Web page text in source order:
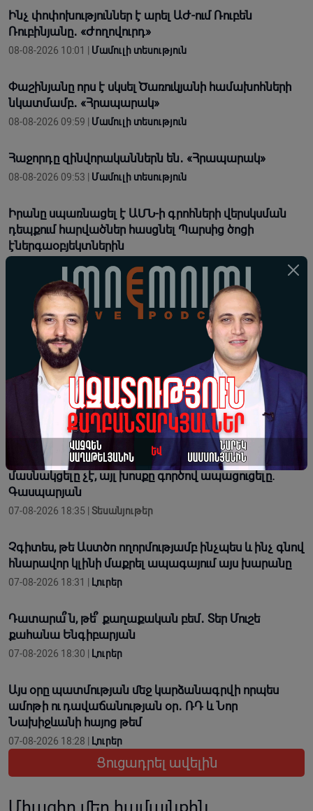
Ինչ փոփոխություններ է արել ԱԺ-ում Ռուբեն
Ռուբինյանը․ «Ժողովուրդ»
08-08-2026 10:01 | Մամուլի տեսություն
Փաշինյանը որս է սկսել Ծառուկյանի համախոհների
նկատմամբ․ «Հրապարակ»
08-08-2026 09:59 | Մամուլի տեսություն
Հաջորդը զինվորականներն են․ «Հրապարակ»
08-08-2026 09:53 | Մամուլի տեսություն
Իրանը սպառնացել է ԱՄՆ-ի գրոհների վերսկսման
դեպքում հարվածներ հասցնել Պարսից ծոցի
էներգաօբյեկտներին
07-08-2026 23:59 |Լուրեր
Փեզեշքիան․ «Իրանը չի ձգտում պատերազմի,
սակայն չի թույլ տա իրեն ահաբեկել»
07-08-2026 23:58 |
Սեուտայի միգրացիոն ճգնաժամից հետո Իսպանիան
Իտալիային 2 օր է տվել՝ սահմանային
վերահսկողությունը վերացնելու համար
07-08-2026 19:04 |Լուրեր
Այստեղ գտնվելու նպատակը դատարկ բանավեճերի
մասնակցելը չէ, այլ խոսքը գործով ապացուցելը.
Գասպարյան
07-08-2026 18:35 | Տեսանյութեր
Չգիտես, թե Աստծո ողորմությամբ ինչպես և ինչ գնով
հնարավոր կլինի մաքրել ապագայում այս խարանը
07-08-2026 18:31 | Լուրեր
Դատարա՞ն, թե՞ քաղաքական բեմ․ Տեր Մուշե
քահանա Ենգիբարյան
07-08-2026 18:30 | Լուրեր
Այս օրը պատմության մեջ կարձանագրվի որպես
ամոթի ու դավաճանության օր․ ՌԴ և Նոր
Նախիջևանի հայոց թեմ
07-08-2026 18:28 | Լուրեր
Ցուցադրել ավելին